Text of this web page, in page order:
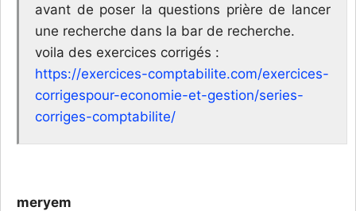
avant de poser la questions prière de lancer
une recherche dans la bar de recherche.
voila des exercices corrigés :
https://exercices-comptabilite.com/exercices-
corrigespour-economie-et-gestion/series-
corriges-comptabilite/
meryem